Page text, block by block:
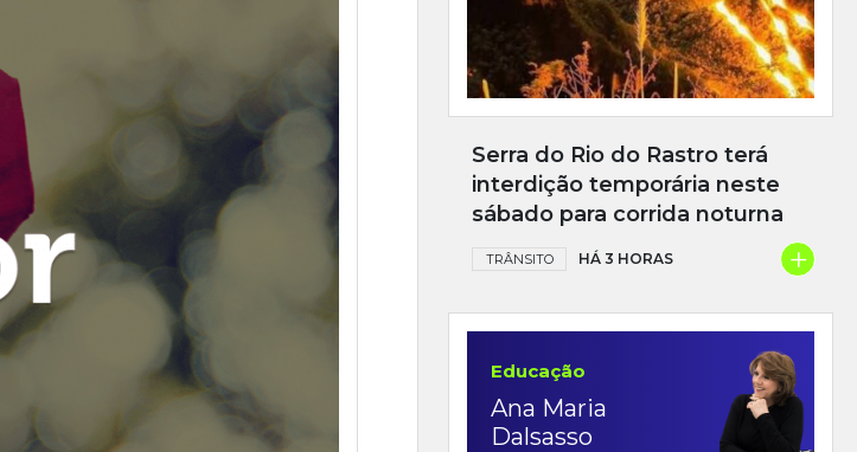
Serra do Rio do Rastro terá
interdição temporária neste
sábado para corrida noturna
TRÂNSITO HÁ 3 HORAS +
Educação
Ana Maria
Dalsasso